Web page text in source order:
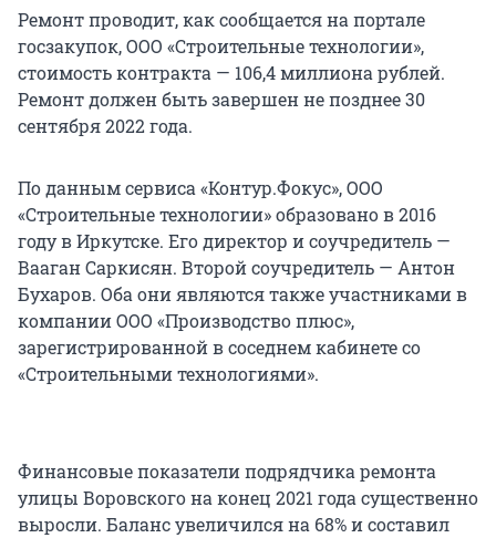
Ремонт проводит, как сообщается на портале
госзакупок, ООО «Строительные технологии»,
стоимость контракта — 106,4 миллиона рублей.
Ремонт должен быть завершен не позднее 30
сентября 2022 года.
По данным сервиса «Контур.Фокус», ООО
«Строительные технологии» образовано в 2016
году в Иркутске. Его директор и соучредитель —
Вааган Саркисян. Второй соучредитель — Антон
Бухаров. Оба они являются также участниками в
компании ООО «Производство плюс»,
зарегистрированной в соседнем кабинете со
«Строительными технологиями».
Финансовые показатели подрядчика ремонта
улицы Воровского на конец 2021 года существенно
выросли. Баланс увеличился на 68% и составил